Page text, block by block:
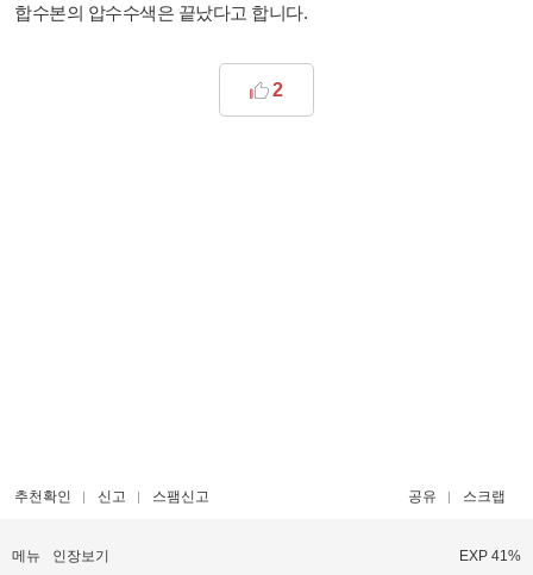
합수본의 압수수색은 끝났다고 합니다.
2
추천확인 신고 스팸신고 공유 스크랩
메뉴 인장보기 EXP 41%